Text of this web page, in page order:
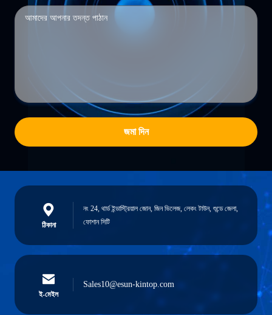
জমা দিন
ঠিকানা
নং 24, থার্ড ইন্ডাস্ট্রিয়াল জোন, জিন ভিলেজ, লেকং টাউন, শুন্ডে জেলা,
ফোশান সিটি
ই-মেইল
Sales10@esun-kintop.com